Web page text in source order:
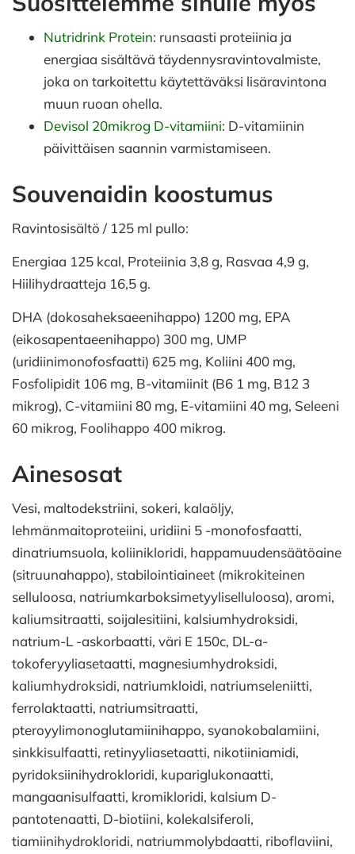
Nutridrink Protein: runsaasti proteiinia ja
energiaa sisältävä täydennysravintovalmiste,
joka on tarkoitettu käytettäväksi lisäravintona
muun ruoan ohella.
Devisol 20mikrog D-vitamiini: D-vitamiinin
päivittäisen saannin varmistamiseen.
Souvenaidin koostumus
Ravintosisältö / 125 ml pullo:
Energiaa 125 kcal, Proteiinia 3,8 g, Rasvaa 4,9 g,
Hiilihydraatteja 16,5 g.
DHA (dokosaheksaeenihappo) 1200 mg, EPA
(eikosapentaeenihappo) 300 mg, UMP
(uridiinimonofosfaatti) 625 mg, Koliini 400 mg,
Fosfolipidit 106 mg, B-vitamiinit (B6 1 mg, B12 3
mikrog), C-vitamiini 80 mg, E-vitamiini 40 mg, Seleeni
60 mikrog, Foolihappo 400 mikrog.
Ainesosat
Vesi, maltodekstriini, sokeri, kalaöljy,
lehmänmaitoproteiini, uridiini 5 -monofosfaatti,
dinatriumsuola, koliinikloridi, happamuudensäätöaine
(sitruunahappo), stabilointiaineet (mikrokiteinen
selluloosa, natriumkarboksimetyyliselluloosa), aromi,
kaliumsitraatti, soijalesitiini, kalsiumhydroksidi,
natrium-L -askorbaatti, väri E 150c, DL-a-
tokoferyyliasetaatti, magnesiumhydroksidi,
kaliumhydroksidi, natriumkloidi, natriumseleniitti,
ferrolaktaatti, natriumsitraatti,
pteroyylimonoglutamiinihappo, syanokobalamiini,
sinkkisulfaatti, retinyyliasetaatti, nikotiiniamidi,
pyridoksiinihydrokloridi, kupariglukonaatti,
mangaanisulfaatti, kromikloridi, kalsium D-
pantotenaatti, D-biotiini, kolekalsiferoli,
tiamiinihydrokloridi, natriummolybdaatti, riboflaviini,